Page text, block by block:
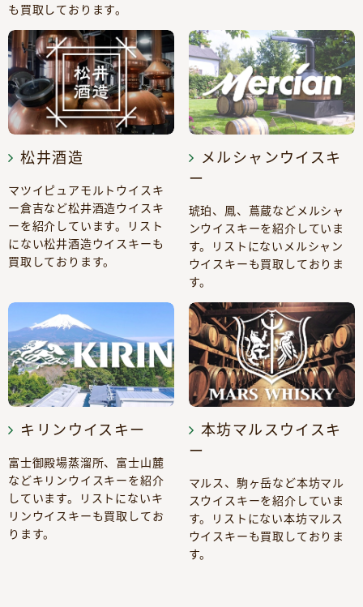
も買取しております。
松井酒造
マツイピュアモルトウイスキ
ー倉吉など松井酒造ウイスキ
ーを紹介しています。リスト
にない松井酒造ウイスキーも
買取しております。
メルシャンウイスキ
ー
琥珀、鳳、蔦蔵などメルシャ
ンウイスキーを紹介していま
す。リストにないメルシャン
ウイスキーも買取しておりま
す。
キリンウイスキー
富士御殿場蒸溜所、富士山麓
などキリンウイスキーを紹介
しています。リストにないキ
リンウイスキーも買取してお
ります。
本坊マルスウイスキ
ー
マルス、駒ヶ岳など本坊マル
スウイスキーを紹介していま
す。リストにない本坊マルス
ウイスキーも買取しておりま
す。